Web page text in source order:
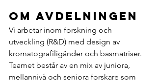
Om avdelningen
Vi arbetar inom forskning och
utveckling (R&D) med design av
kromatografiligänder och basmatriser.
Teamet består av en mix av juniora,
mellannivå och seniora forskare som